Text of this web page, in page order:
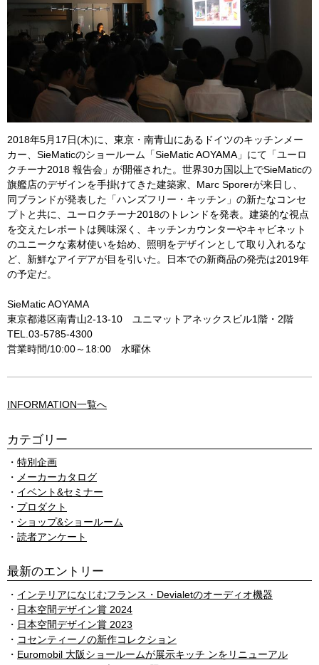
2018年5月17日(木)に、東京・南青山にあるドイツのキッチンメー
カー、SieMaticのショールーム「SieMatic AOYAMA」にて「ユーロ
クチーナ2018 報告会」が開催された。世界30カ国以上でSieMaticの
旗艦店のデザインを手掛けてきた建築家、Marc Sporerが来日し、
同ブランドが発表した「ハンズフリー・キッチン」の新たなコンセ
プトと共に、ユーロクチーナ2018のトレンドを発表。建築的な視点
を交えたレポートは興味深く、キッチンカウンターやキャビネット
のユニークな素材使いを始め、照明をデザインとして取り入れるな
ど、新鮮なアイデアが目を引いた。日本での新商品の発売は2019年
の予定だ。
SieMatic AOYAMA
東京都港区南青山2-13-10 ユニマットアネックスビル1階・2階
TEL.03-5785-4300
営業時間/10:00～18:00 水曜休
INFORMATION一覧へ
カテゴリー
特別企画
メーカーカタログ
イベント&セミナー
プロダクト
ショップ&ショールーム
読者アンケート
最新のエントリー
インテリアになじむフランス・Devialetのオーディオ機器
日本空間デザイン賞 2024
日本空間デザイン賞 2023
コセンティーノの新作コレクション
Euromobil 大阪ショールームが展示キッチ ンをリニューアル